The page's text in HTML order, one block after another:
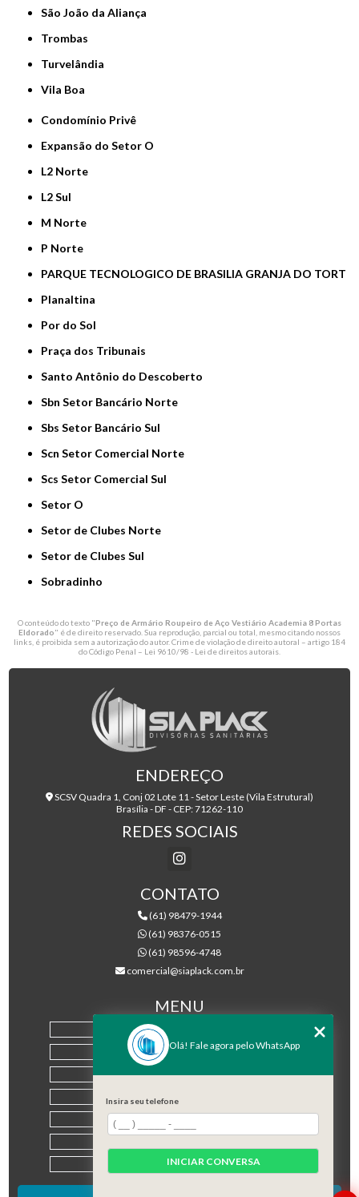
São João da Aliança
Trombas
Turvelândia
Vila Boa
Condomínio Privê
Expansão do Setor O
L2 Norte
L2 Sul
M Norte
P Norte
PARQUE TECNOLOGICO DE BRASILIA GRANJA DO TORT
Planaltina
Por do Sol
Praça dos Tribunais
Santo Antônio do Descoberto
Sbn Setor Bancário Norte
Sbs Setor Bancário Sul
Scn Setor Comercial Norte
Scs Setor Comercial Sul
Setor O
Setor de Clubes Norte
Setor de Clubes Sul
Sobradinho
O conteúdo do texto "Preço de Armário Roupeiro de Aço Vestiário Academia 8 Portas
Eldorado" é de direito reservado. Sua reprodução, parcial ou total, mesmo citando nossos
links, é proibida sem a autorização do autor. Crime de violação de direito autoral – artigo 184
do Código Penal – Lei 9610/98 - Lei de direitos autorais
ENDEREÇO
SCSV Quadra 1, Conj 02 Lote 11 - Setor Leste (Vila Estrutural)
Brasília - DF - CEP: 71262-110
REDES SOCIAIS
CONTATO
(61) 98479-1944
(61) 98376-0515
(61) 98596-4748
comercial@siaplack.com.br
MENU
EMPRESA
PRODUTOS
MAPA DO SITE
Olá! Fale agora pelo WhatsApp
Insira seu telefone
INICIAR CONVERSA